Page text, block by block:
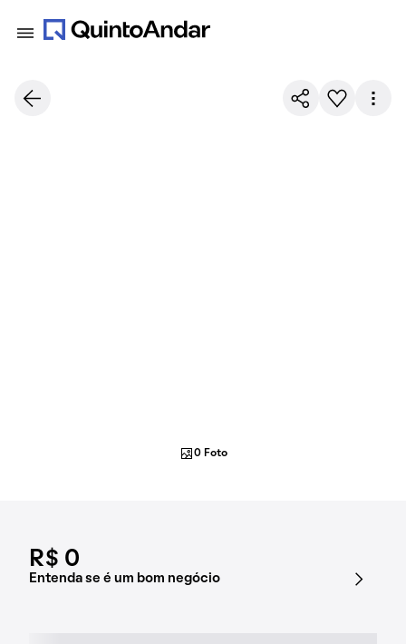
R$ 0
Entenda se é um bom negócio
0 Foto